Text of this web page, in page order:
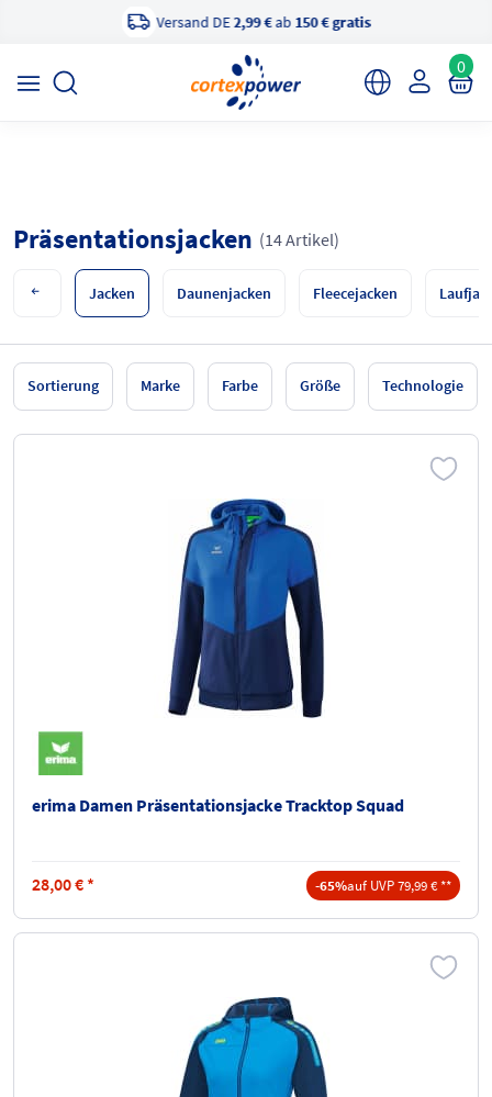
Versand DE2,99 €ab 150 € gratis
0
cortexpower Sportshop
Präsentationsjacken (14 Artikel)
Jacken Daunenjacken Fleecejacken
Sortierung Marke Farbe Größe Technologie
erima Damen Präsentationsjacke Tracktop Squad
28,00€ * -65%auf UVP 79,99 € **